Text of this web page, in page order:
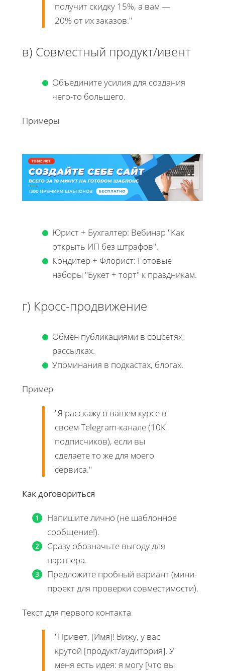
получит скидку 15%, а вам —
20% от их заказов."
в) Совместный продукт/ивент
Объедините усилия для создания
чего-то большего.
Примеры
Юрист + Бухгалтер: Вебинар "Как
открыть ИП без штрафов".
Кондитер + Флорист: Готовые
наборы "Букет + торт" к праздникам.
г) Кросс-продвижение
Обмен публикациями в соцсетях,
рассылках.
Упоминания в подкастах, блогах.
Пример
"Я расскажу о вашем курсе в
своем Telegram-канале (10К
подписчиков), если вы
сделаете то же для моего
сервиса."
Как договориться
Напишите лично (не шаблонное
сообщение!).
Сразу обозначьте выгоду для
партнера.
Предложите пробный вариант (мини-
проект для проверки совместимости).
Текст для первого контакта
"Привет, [Имя]! Вижу, у вас
крутой [продукт/аудитория]. У
меня есть идея: я могу [что вы